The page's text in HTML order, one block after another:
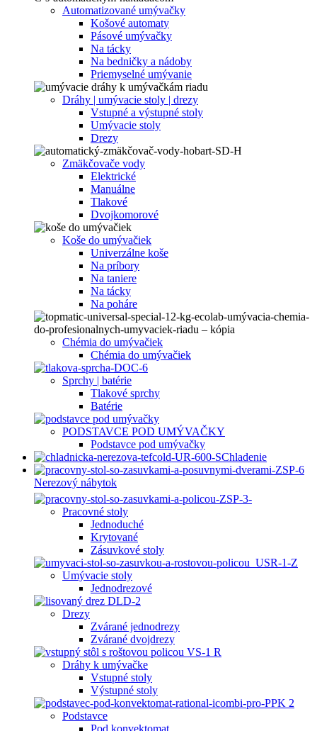
Automatizované umývačky
Košové automaty
Pásové umývačky
Na tácky
Na bedničky a nádoby
Priemyselné umývanie
Dráhy | umývacie stoly | drezy
Vstupné a výstupné stoly
Umývacie stoly
Drezy
Zmäkčovače vody
Elektrické
Manuálne
Tlakové
Dvojkomorové
Koše do umývačiek
Univerzálne koše
Na príbory
Na taniere
Na tácky
Na poháre
Chémia do umývačiek
Chémia do umývačiek
Sprchy | batérie
Tlakové sprchy
Batérie
PODSTAVCE POD UMÝVAČKY
Podstavce pod umývačky
Chladenie
Nerezový nábytok
Pracovné stoly
Jednoduché
Krytované
Zásuvkové stoly
Umývacie stoly
Jednodrezové
Drezy
Zvárané jednodrezy
Zvárané dvojdrezy
Dráhy k umývačke
Vstupné stoly
Výstupné stoly
Podstavce
Pod konvektomat